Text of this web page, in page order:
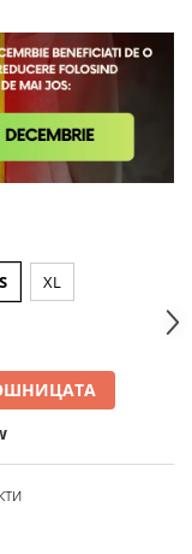
S XL